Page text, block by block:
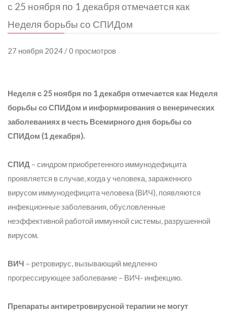
с 25 ноября по 1 декабря отмечается как
Неделя борьбы со СПИДом
27 ноября 2024 / 0 просмотров
Неделя с 25 ноября по 1 декабря отмечается как Неделя
борьбы со СПИДом и информирования о венерических
заболеваниях в честь Всемирного дня борьбы со
СПИДом (1 декабря).
СПИД – синдром приобретенного иммунодефицита
проявляется в случае, когда у человека, зараженного
вирусом иммунодефицита человека (ВИЧ), появляются
инфекционные заболевания, обусловленные
неэффективной работой иммунной системы, разрушенной
вирусом.
ВИЧ – ретровирус, вызывающий медленно
прогрессирующее заболевание – ВИЧ- инфекцию.
Препараты антиретровирусной терапии не могут